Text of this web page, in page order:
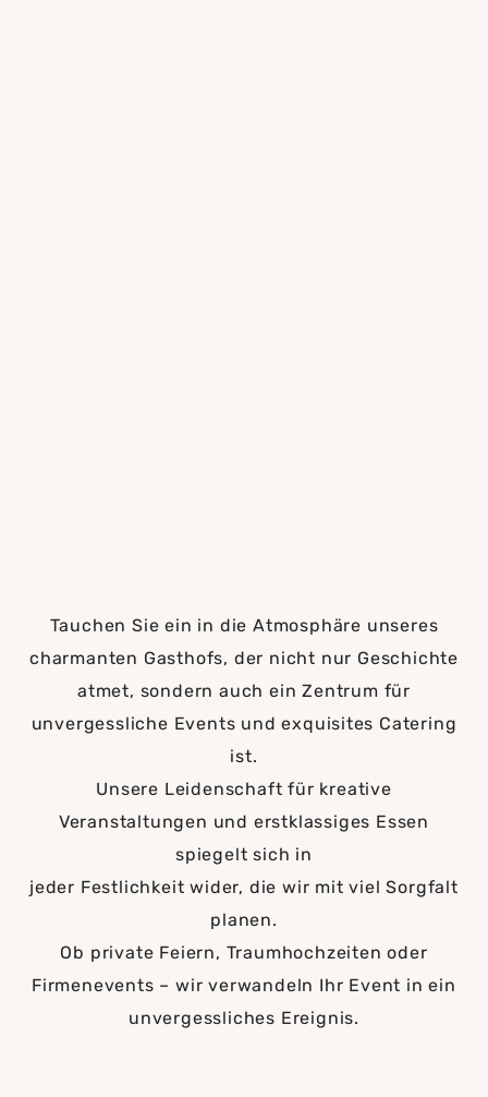
Tauchen Sie ein in die Atmosphäre unseres
charmanten Gasthofs, der nicht nur Geschichte
atmet, sondern auch ein Zentrum für
unvergessliche Events und exquisites Catering
ist.
Unsere Leidenschaft für kreative
Veranstaltungen und erstklassiges Essen
spiegelt sich in
jeder Festlichkeit wider, die wir mit viel Sorgfalt
planen.
Ob private Feiern, Traumhochzeiten oder
Firmenevents – wir verwandeln Ihr Event in ein
unvergessliches Ereignis.